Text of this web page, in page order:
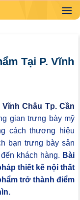
Tại P. Vĩnh
Vĩnh Châu Tp. Cần
gian trưng bày mỹ
cách thương hiệu
bạn trưng bày sản
khách hàng. Bài
thiết kế nội thất
trở thành điểm